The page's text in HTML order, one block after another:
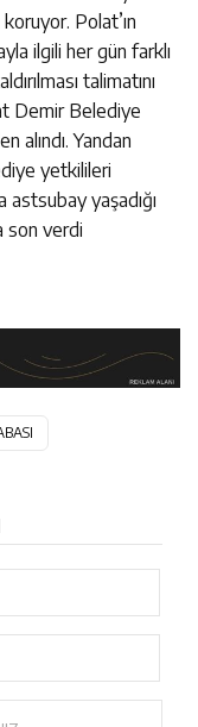
Polat’ın
ilgili her gün farklı
talimatını
Demir Belediye
alındı. Yandan
yetkilileri
astsubay yaşadığı
son verdi